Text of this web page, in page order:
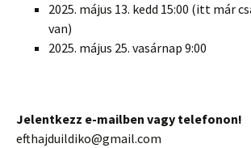
2025. május 13. kedd 15:00 (itt már
van)
2025. május 25. vasárnap 9:00
Jelentkezz e-mailben vagy telefonon!
efthajduildiko@gmail.com